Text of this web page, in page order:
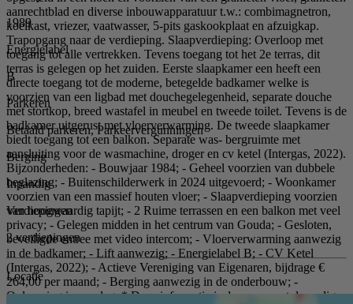
aanrechtblad en diverse inbouwapparatuur t.w.: combimagnetron,
koelkast, vriezer, vaatwasser, 5-pits gaskookplaat en afzuigkap.
Trapopgang naar de verdieping. Slaapverdieping: Overloop met
toegang tot alle vertrekken. Tevens toegang tot het 2e terras, dit
terras is gelegen op het zuiden. Eerste slaapkamer een heeft een
directe toegang tot de moderne, betegelde badkamer welke is
voorzien van een ligbad met douchegelegenheid, separate douche
met stortkop, breed wastafel in meubel en tweede toilet. Tevens is de
badkamer uitgerust met vloerverwarming. De tweede slaapkamer
biedt toegang tot een balkon. Separate was- bergruimte met
aansluiting voor de wasmachine, droger en cv ketel (Intergas, 2022).
Bijzonderheden: - Bouwjaar 1984; - Geheel voorzien van dubbele
beglazing; - Buitenschilderwerk in 2024 uitgevoerd; - Woonkamer
voorzien van een massief houten vloer; - Slaapverdieping voorzien
van hoogwaardig tapijt; - 2 Ruime terrassen en een balkon met veel
privacy; - Gelegen midden in het centrum van Gouda; - Gesloten,
beveiligde entree met video intercom; - Vloerverwarming aanwezig
in de badkamer; - Lift aanwezig; - Energielabel B; - CV Ketel
(Intergas, 2022); - Actieve Vereniging van Eigenaren, bijdrage €
264,00 per maand; - Berging aanwezig in de onderbouw; -
Oplevering in overleg. * Deze informatie is door ons met de nodige
1989
Energielabel
B
Parkeren
Betaald parkeren, Parkeervergunningen
Berging
Inpandig
Verdiepingen
2 verdiepingen
Locatie